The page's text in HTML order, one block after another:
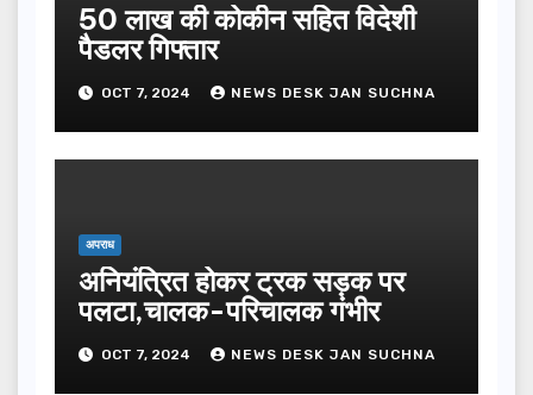
50 लाख की कोकीन सहित विदेशी
पैडलर गिफ्तार
OCT 7, 2024 NEWS DESK JAN SUCHNA
अपराध
अनियंत्रित होकर ट्रक सड़क पर
पलटा,चालक-परिचालक गंभीर
OCT 7, 2024 NEWS DESK JAN SUCHNA